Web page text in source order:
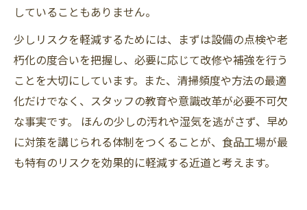
していることもありません。
少しリスクを軽減するためには、まずは設備の点検や老
朽化の度合いを把握し、必要に応じて改修や補強を行う
ことを大切にしています。また、清掃頻度や方法の最適
化だけでなく、スタッフの教育や意識改革が必要不可欠
な事実です。 ほんの少しの汚れや湿気を逃がさず、早め
に対策を講じられる体制をつくることが、食品工場が最
も特有のリスクを効果的に軽減する近道と考えます。